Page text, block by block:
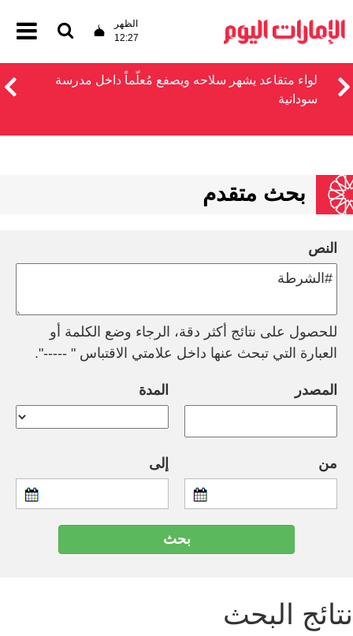
الظهر
12:27
لواء متقاعد يشهر سلاحه ويصفع مُعلّماً داخل مدرسة
سودانية
بحث متقدم
النص
للحصول على نتائج أكثر دقة، الرجاء وضع الكلمة أو
العبارة التي تبحث عنها داخل علامتي الاقتباس " -----".
المصدر المدة
من إلى
نتائج البحث